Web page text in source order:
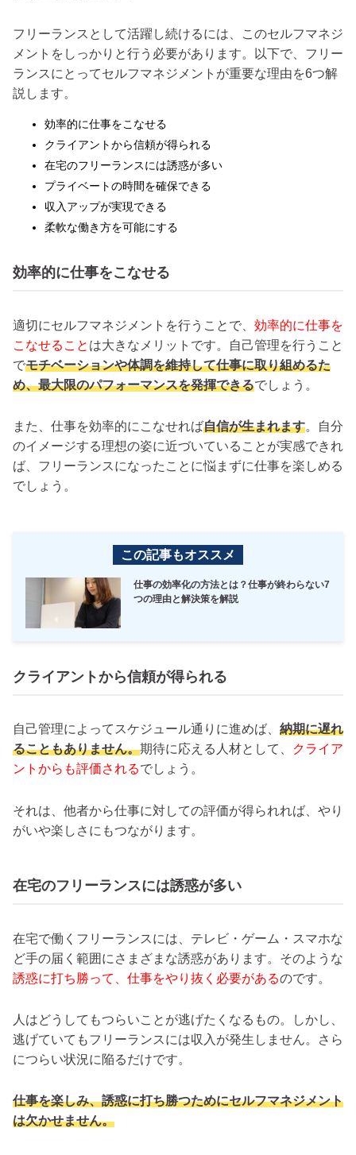
フリーランスとして活躍し続けるには、このセルフマネジ
メントをしっかりと行う必要があります。以下で、フリー
ランスにとってセルフマネジメントが重要な理由を6つ解
説します。
効率的に仕事をこなせる
クライアントから信頼が得られる
在宅のフリーランスには誘惑が多い
プライベートの時間を確保できる
収入アップが実現できる
柔軟な働き方を可能にする
効率的に仕事をこなせる
適切にセルフマネジメントを行うことで、 効率的に仕事を
こなせること は大きなメリットです。自己管理を行うこと
でモチベーションや体調を維持して仕事に取り組めるた
め、最大限のパフォーマンスを発揮できるでしょう。
また、仕事を効率的にこなせれば自信が生まれます。自分
のイメージする理想の姿に近づいていることが実感できれ
ば、フリーランスになったことに悩まずに仕事を楽しめる
でしょう。
この記事もオススメ
仕事の効率化の方法とは？仕事が終わらない7
つの理由と解決策を解説
クライアントから信頼が得られる
自己管理によってスケジュール通りに進めば、 納期に遅れ
ることもありません。期待に応える人材として、
クライア
ントからも評価されるでしょう。
それは、他者から仕事に対しての評価が得られれば、やり
がいや楽しさにもつながります。
在宅のフリーランスには誘惑が多い
在宅で働くフリーランスには、テレビ・ゲーム・スマホな
ど手の届く範囲にさまざまな誘惑があります。そのような
誘惑に打ち勝って、仕事をやり抜く必要があるのです。
人はどうしてもつらいことが逃げたくなるもの。しかし、
逃げていてもフリーランスには収入が発生しません。さら
につらい状況に陥るだけです。
仕事を楽しみ、誘惑に打ち勝つためにセルフマネジメント
は欠かせません。